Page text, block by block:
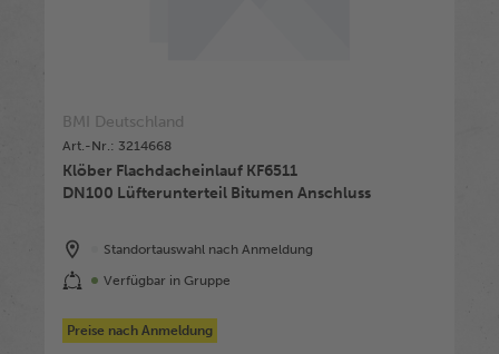
BMI Deutschland
Art.-Nr.: 3214668
Klöber Flachdacheinlauf KF6511
DN100 Lüfterunterteil Bitumen Anschluss
Standortauswahl nach Anmeldung
Verfügbar in Gruppe
Preise nach Anmeldung